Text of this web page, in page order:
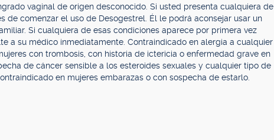
vaginal de origen desconocido. Si usted presenta cualquiera de
de comenzar el uso de Desogestrel. Él le podrá aconsejar usar un
Si cualquiera de esas condiciones aparece por primera vez
a su médico inmediatamente. Contraindicado en alergia a cualquier
con trombosis, con historia de ictericia o enfermedad grave en
de cáncer sensible a los esteroides sexuales y cualquier tipo de
en mujeres embarazas o con sospecha de estarlo.